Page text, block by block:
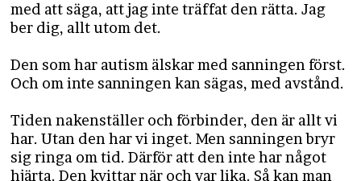
med att säga, att jag inte träffat den rätta. Jag
ber dig, allt utom det.
Den som har autism älskar med sanningen först.
Och om inte sanningen kan sägas, med avstånd.
Tiden nakenställer och förbinder, den är allt vi
har. Utan den har vi inget. Men sanningen bryr
sig ringa om tid. Därför att den inte har något
hjärta. Den kvittar när och var lika. Så kan man